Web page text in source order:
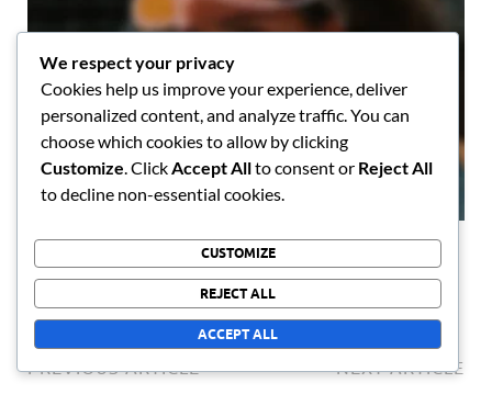
Top Indonesische Tennis spelers Prestatie Metrics
02/12/2025
PREVIOUS ARTICLE NEXT ARTICLE
We respect your privacy
Cookies help us improve your experience, deliver
personalized content, and analyze traffic. You can
choose which cookies to allow by clicking
Customize . Click Accept Allto consent or Reject All
to decline non-essential cookies.
CUSTOMIZE
REJECT ALL
ACCEPT ALL